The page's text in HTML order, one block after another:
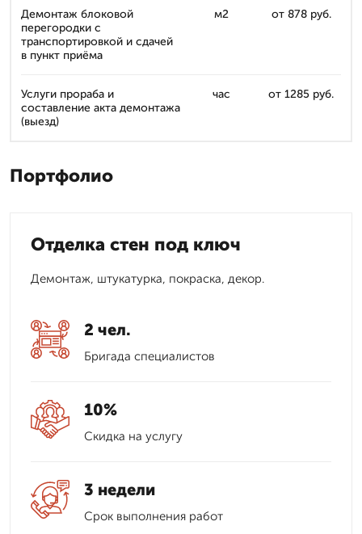
Демонтаж блоковой
перегородки с
транспортировкой и сдачей
в пункт приёма
м2 от 878 руб.
Услуги прораба и
составление акта демонтажа
(выезд)
час от 1285 руб.
Портфолио
Отделка стен под ключ
Демонтаж, штукатурка, покраска, декор.
2 чел.
Бригада специалистов
10%
Скидка на услугу
3 недели
Срок выполнения работ